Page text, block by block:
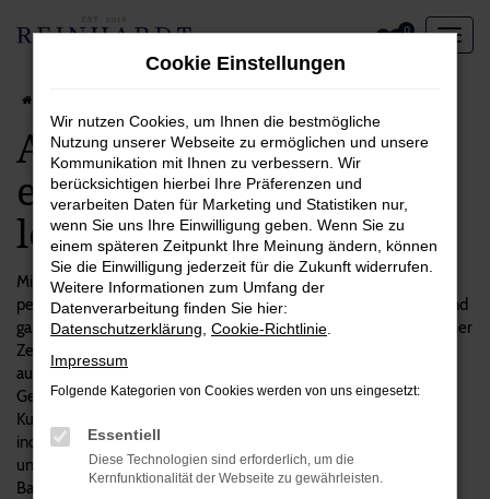
Zum
0
Audi A1 in Dortmund –
ein Fahrzeug, das sich
lohnt
Mit einem Audi A1 machen Sie alles richtig und steigen in das
perfekte Fahrzeug für Dortmund und Umgebung. Wir sind voll und
ganz von diesem Modell überzeugt und verkaufen es seit geraumer
Zeit ohne Beanstandungen. Mit Reinhardt Automobile setzen Sie
auf einen unabhängigen Autohändler mit Fokus auf erstklassigen
Gebrauchtfahrzeugen. Unsere Firmenphilosophie stellt Sie als
Kundinnen und Kunden in den Mittelpunkt und setzt auf
individuellen Service. Das gilt auch für die vielen Audi A1 in
unserem Sortiment, bei denen wir Sie gerne zum passenden
Baujahr, Ausstattung und Motorisierung beraten. Die Lieferung
Cookie Einstellungen
Wir nutzen Cookies, um Ihnen die bestmögliche
Nutzung unserer Webseite zu ermöglichen und unsere
Kommunikation mit Ihnen zu verbessern. Wir
berücksichtigen hierbei Ihre Präferenzen und
verarbeiten Daten für Marketing und Statistiken nur,
wenn Sie uns Ihre Einwilligung geben. Wenn Sie zu
einem späteren Zeitpunkt Ihre Meinung ändern, können
Sie die Einwilligung jederzeit für die Zukunft widerrufen.
Weitere Informationen zum Umfang der
Datenverarbeitung finden Sie hier:
Datenschutzerklärung Cookie-Richtlinie
Impressum
Folgende Kategorien von Cookies werden von uns eingesetzt:
Essentiell
Diese Technologien sind erforderlich, um die
Kernfunktionalität der Webseite zu gewährleisten.